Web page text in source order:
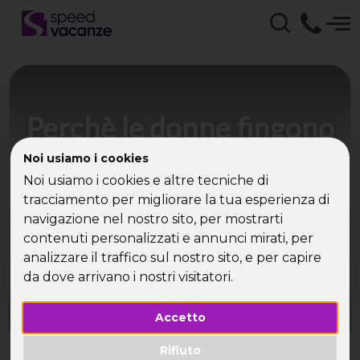
Noi usiamo i cookies
Noi usiamo i cookies e altre tecniche di
tracciamento per migliorare la tua esperienza di
navigazione nel nostro sito, per mostrarti
contenuti personalizzati e annunci mirati, per
analizzare il traffico sul nostro sito, e per capire
da dove arrivano i nostri visitatori.
Accetto
Rifiuto
l'orgasmo? Ecco cosa
dicono le donne single
Perché le donne fingono un orgasmo? Il 56%
delle single finge per insoddisfazione, il 25% per
incitare ad una seconda volta.